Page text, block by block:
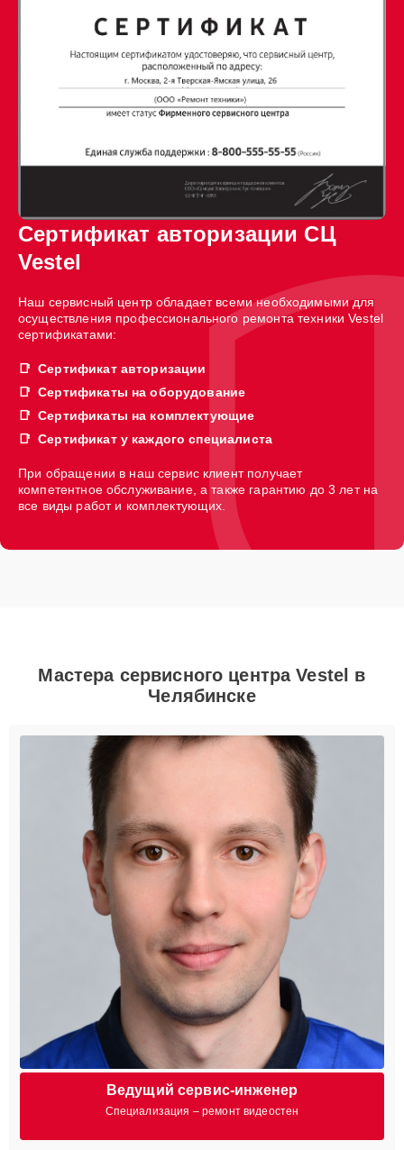
Сертификат авторизации СЦ
Vestel
Наш сервисный центр обладает всеми необходимыми для
осуществления профессионального ремонта техники Vestel
сертификатами:
Сертификат авторизации
Сертификаты на оборудование
Сертификаты на комплектующие
Сертификат у каждого специалиста
При обращении в наш сервис клиент получает
компетентное обслуживание, а также гарантию до 3 лет на
все виды работ и комплектующих.
Мастера сервисного центра Vestel в
Челябинске
Ведущий сервис-инженер
Специализация – ремонт видеостен